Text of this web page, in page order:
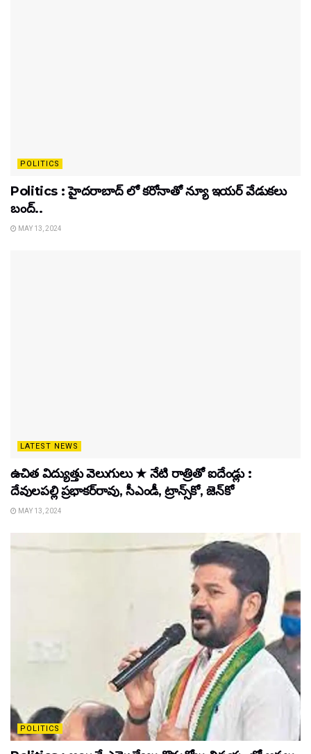
POLITICS
Politics : హైదరాబాద్ లో కరోనాతో న్యూ ఇయర్ వేడుకలు
బంద్..
MAY 13, 2024
LATEST NEWS
ఉచిత విద్యుత్తు వెలుగులు ★ నేటి రాత్రితో ఐదేండ్లు :
దేవులపల్లి ప్రభాకర్‌రావు, సీఎండీ, ట్రాన్స్‌కో, జెన్‌కో
MAY 13, 2024
POLITICS